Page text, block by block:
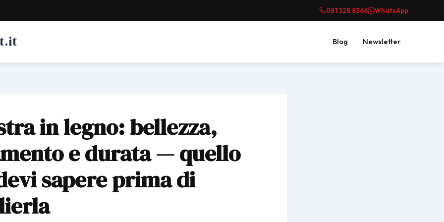
081 528 8366 WhatsApp
Blog Newsletter
in legno: bellezza,
e durata — quello
sapere prima di